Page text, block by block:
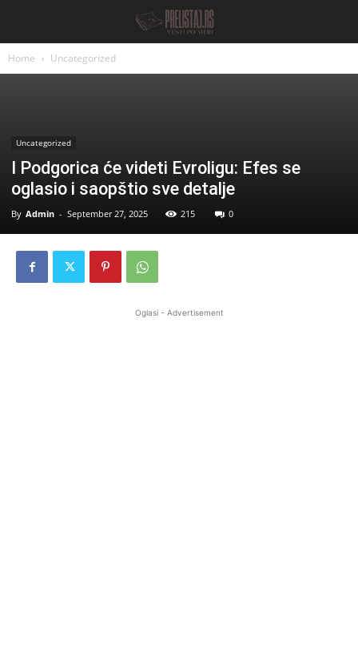
Home Uncategorized
Uncategorized
I Podgorica će videti Evroligu: Efes se
oglasio i saopštio sve detalje
By Admin - September 27, 2025 215 0
Oglasi - Advertisement